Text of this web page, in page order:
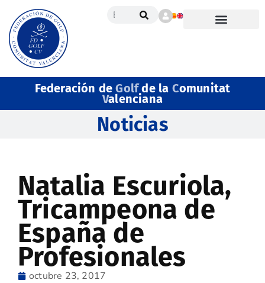
Federación deGolfde la Comunitat
Valenciana
Noticias
Natalia Escuriola,
Tricampeona de
España de
Profesionales
octubre 23, 2017